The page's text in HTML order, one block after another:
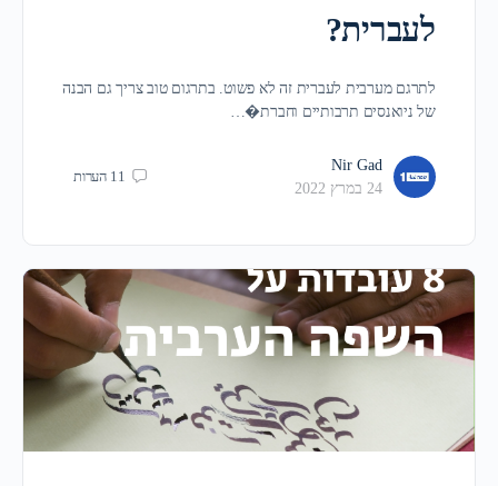
לעברית?
לתרגם מערבית לעברית זה לא פשוט. בתרגום טוב צריך גם הבנה
של ניואנסים תרבותיים וחברת�…
Nir Gad
24 במרץ 2022
11 הערות